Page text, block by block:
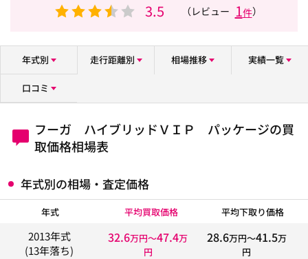
3.5 （レビュー 1件）
年式別 走行距離別 相場推移 実績一覧
口コミ
フーガ ハイブリッドＶＩＰ パッケージの買
取価格相場表
年式別の相場・査定価格
年式 平均買取価格 平均下取り価格
2013年式
(13年落ち)
32.6万円〜47.4万
円
28.6万円〜41.5万
円